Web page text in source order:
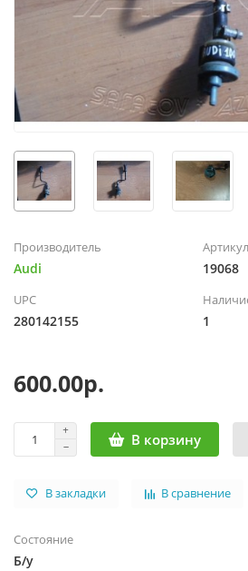
Производитель
Audi
Артикул
19068
UPC
280142155 1
600.00р.
В корзину
В закладки В сравнение
Состояние
Б/у